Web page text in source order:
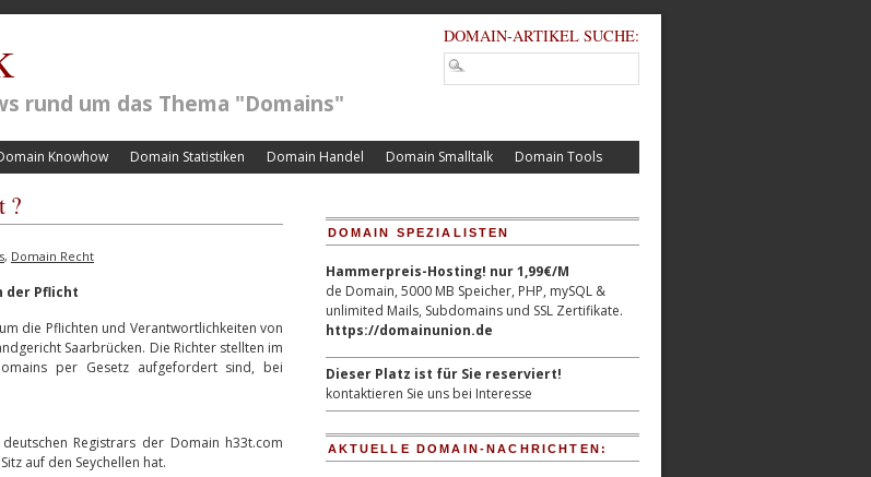
rund um das Thema "Domains"
DOMAIN-ARTIKEL SUCHE:
Knowhow Domain Statistiken Domain Handel Domain Smalltalk Domain Tools
?
, Domain Recht
der Pflicht
die Pflichten und Verantwortlichkeiten von
Saarbrücken. Die Richter stellten im
per Gesetz aufgefordert sind, bei
Registrars der Domain h33t.com
auf den Seychellen hat.
DOMAIN SPEZIALISTEN
Hammerpreis-Hosting! nur 1,99€/M
de Domain, 5000 MB Speicher, PHP, mySQL &
unlimited Mails, Subdomains und SSL Zertifikate.
https://domainunion.de
Dieser Platz ist für Sie reserviert!
kontaktieren Sie uns bei Interesse
AKTUELLE DOMAIN-NACHRICHTEN: